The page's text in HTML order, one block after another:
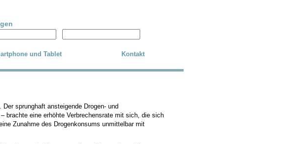
und Tablet Kontakt
sprunghaft ansteigende Drogen- und
brachte eine erhöhte Verbrechensrate mit sich, die sich
Zunahme des Drogenkonsums unmittelbar mit